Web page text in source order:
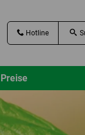
Hotline
Preise